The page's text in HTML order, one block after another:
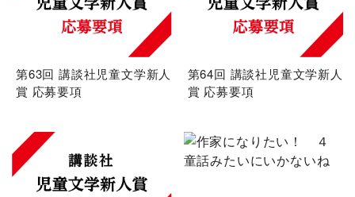
第63回 講談社児童文学新人
賞 応募要項
第64回 講談社児童文学新人
賞 応募要項